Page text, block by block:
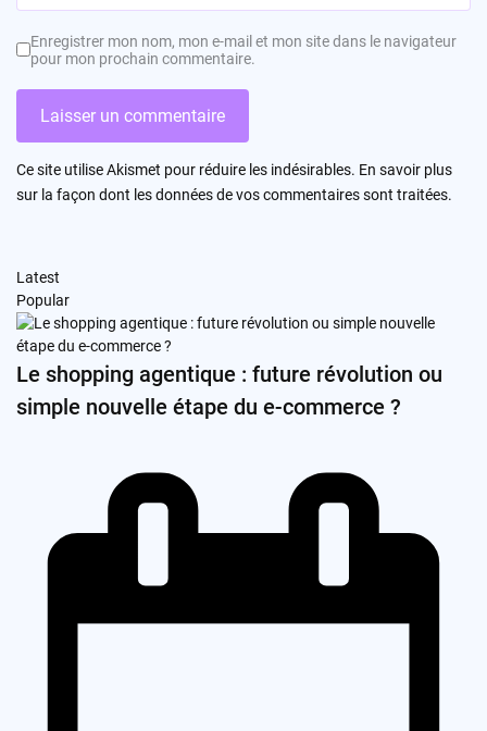
Enregistrer mon nom, mon e-mail et mon site dans le navigateur
pour mon prochain commentaire.
Ce site utilise Akismet pour réduire les indésirables. En savoir plus
sur la façon dont les données de vos commentaires sont traitées.
Latest
Popular
Le shopping agentique : future révolution ou
simple nouvelle étape du e-commerce ?